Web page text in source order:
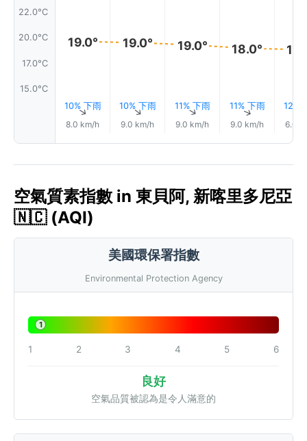
22.0°C
20.0°C
17.0°C
15.0°C
19.0°
10% 下雨
↑
8.0 km/h
19.0°
10% 下雨
↑
9.0 km/h
19.0°
11% 下雨
↑
9.0 km/h
18.0°
11% 下雨
↑
9.0 km/h
12%
6.0
空氣質素指數 in 東貝阿, 新喀里多尼亞
🇳🇨 (AQI)
美國環保署指數
Environmental Protection Agency
1
1 2 3 4 5 6
良好
空氣品質被認為是令人滿意的